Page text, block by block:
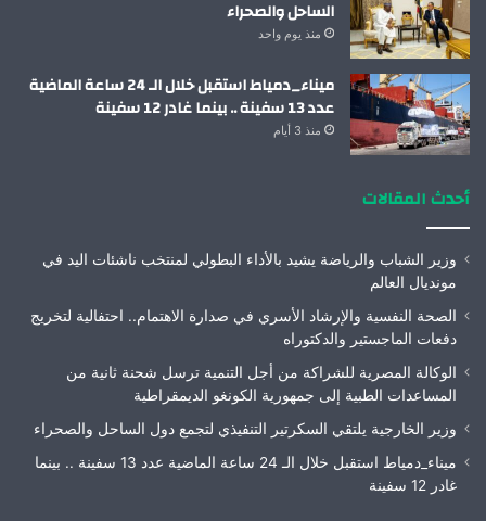
الساحل والصحراء
منذ يوم واحد
ميناء_دمياط استقبل خلال الـ 24 ساعة الماضية
عدد 13 سفينة .. بينما غادر 12 سفينة
منذ 3 أيام
أحدث المقالات
وزير الشباب والرياضة يشيد بالأداء البطولي لمنتخب ناشئات اليد في
مونديال العالم
الصحة النفسية والإرشاد الأسري في صدارة الاهتمام.. احتفالية لتخريج
دفعات الماجستير والدكتوراه
الوكالة المصرية للشراكة من أجل التنمية ترسل شحنة ثانية من
المساعدات الطبية إلى جمهورية الكونغو الديمقراطية
وزير الخارجية يلتقي السكرتير التنفيذي لتجمع دول الساحل والصحراء
ميناء_دمياط استقبل خلال الـ 24 ساعة الماضية عدد 13 سفينة .. بينما
غادر 12 سفينة